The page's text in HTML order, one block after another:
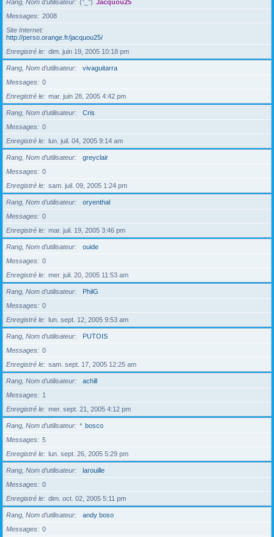
Rang, Nom d’utilisateur (°_°) Jacquou25
Messages
2008
Site Internet
http://perso.orange.fr/jacquou25/
Enregistré le
dim. juin 19, 2005 10:18 pm
Rang, Nom d’utilisateur
vivaguitarra
Messages
0
Enregistré le
mar. juin 28, 2005 4:42 pm
Rang, Nom d’utilisateur
Cris
Messages
0
Enregistré le
lun. juil. 04, 2005 9:14 am
Rang, Nom d’utilisateur
greyclair
Messages
0
Enregistré le
sam. juil. 09, 2005 1:24 pm
Rang, Nom d’utilisateur
oryenthal
Messages
0
Enregistré le
mar. juil. 19, 2005 3:46 pm
Rang, Nom d’utilisateur
ouide
Messages
0
Enregistré le
mer. juil. 20, 2005 11:53 am
Rang, Nom d’utilisateur
PhilG
Messages
0
Enregistré le
lun. sept. 12, 2005 9:53 am
Rang, Nom d’utilisateur
PUTOIS
Messages
0
Enregistré le
sam. sept. 17, 2005 12:25 am
Rang, Nom d’utilisateur
achill
Messages
1
Enregistré le
mer. sept. 21, 2005 4:12 pm
Rang, Nom d’utilisateur * bosco
Messages
5
Enregistré le
lun. sept. 26, 2005 5:29 pm
Rang, Nom d’utilisateur
larouille
Messages
0
Enregistré le
dim. oct. 02, 2005 5:11 pm
Rang, Nom d’utilisateur
andy boso
Messages
0